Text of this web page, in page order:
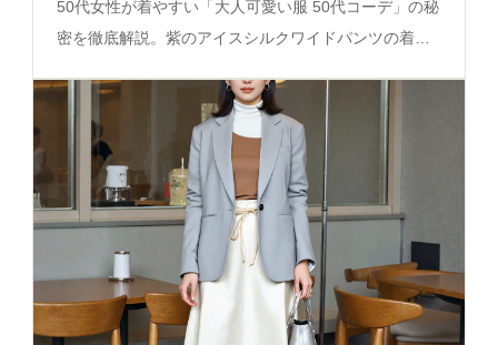
50代女性が着やすい「大人可愛い服 50代コーデ」の秘
密を徹底解説。紫のアイスシルクワイドパンツの着こ
イドでご紹介。